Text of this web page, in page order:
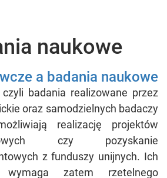
naukowe
a badania naukowe
badania realizowane przez
oraz samodzielnych badaczy
realizację projektów
czy pozyskanie
z funduszy unijnych. Ich
wymaga zatem rzetelnego